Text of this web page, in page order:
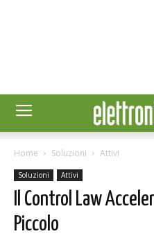
Home Soluzioni Attivi
Soluzioni Attivi
Il Control Law
Piccolo